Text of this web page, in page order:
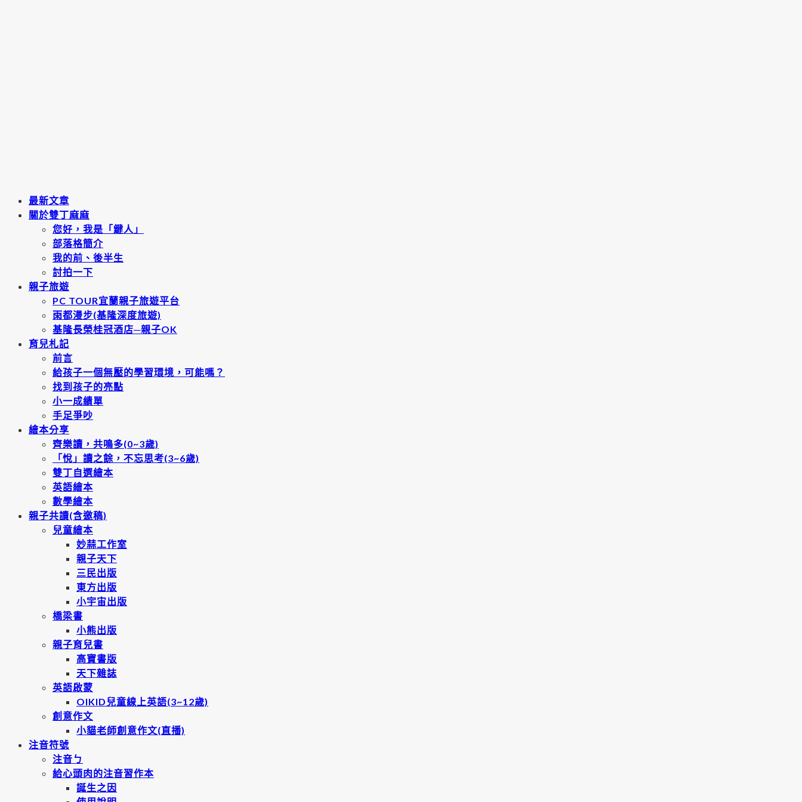
最新文章
關於雙丁麻麻
您好，我是「鍵人」
部落格簡介
我的前、後半生
討拍一下
親子旅遊
PC TOUR宜蘭親子旅遊平台
雨都漫步(基隆深度旅遊)
基隆長榮桂冠酒店─親子OK
育兒札記
前言
給孩子一個無壓的學習環境，可能嗎？
找到孩子的亮點
小一成績單
手足爭吵
繪本分享
齊樂讀，共鳴多(0~3歲)
「悅」讀之餘，不忘思考(3~6歲)
雙丁自選繪本
英語繪本
數學繪本
親子共讀(含邀稿)
兒童繪本
妙蒜工作室
親子天下
三民出版
東方出版
小宇宙出版
橋梁書
小熊出版
親子育兒書
高寶書版
天下雜誌
英語啟蒙
OIKID兒童線上英語(3~12歲)
創意作文
小貓老師創意作文(直播)
注音符號
注音ㄅ
給心頭肉的注音習作本
誕生之因